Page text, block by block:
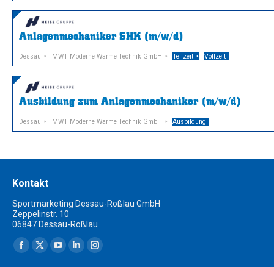
Anlagenmechaniker SHK (m/w/d)
Dessau MWT Moderne Wärme Technik GmbH Teilzeit Vollzeit
Ausbildung zum Anlagenmechaniker (m/w/d)
Dessau MWT Moderne Wärme Technik GmbH Ausbildung
Kontakt
Sportmarketing Dessau-Roßlau GmbH
Zeppelinstr. 10
06847 Dessau-Roßlau
Finden Sie uns auf:
Facebook
X
YouTube
LinkedinInstagram